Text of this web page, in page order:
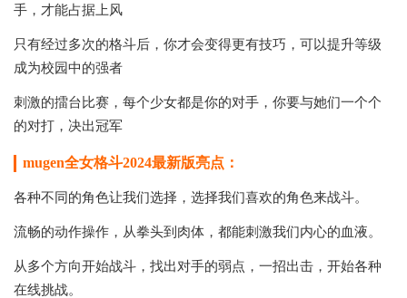
手，才能占据上风
只有经过多次的格斗后，你才会变得更有技巧，可以提升等级
成为校园中的强者
刺激的擂台比赛，每个少女都是你的对手，你要与她们一个个
的对打，决出冠军
mugen全女格斗2024最新版亮点：
各种不同的角色让我们选择，选择我们喜欢的角色来战斗。
流畅的动作操作，从拳头到肉体，都能刺激我们内心的血液。
从多个方向开始战斗，找出对手的弱点，一招出击，开始各种
在线挑战。